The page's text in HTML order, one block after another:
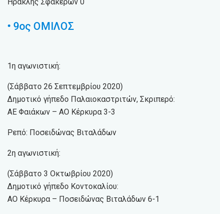
• 9ος ΟΜΙΛΟΣ
1η αγωνιστική:
(Σάββατο 26 Σεπτεμβρίου 2020)
Δημοτικό γήπεδο Παλαιοκαστριτών, Σκριπερό:
ΑΕ Φαιάκων – ΑΟ Κέρκυρα 3-3
Ρεπό: Ποσειδώνας Βιταλάδων
2η αγωνιστική:
(Σάββατο 3 Οκτωβρίου 2020)
Δημοτικό γήπεδο Κοντοκαλίου:
ΑΟ Κέρκυρα – Ποσειδώνας Βιταλάδων 6-1